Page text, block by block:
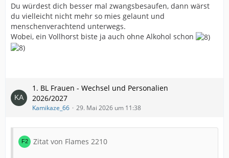
Du würdest dich besser mal zwangsbesaufen, dann wärst
du vielleicht nicht mehr so mies gelaunt und
menschenverachtend unterwegs.
Wobei, ein Vollhorst biste ja auch ohne Alkohol schon
1. BL Frauen - Wechsel und Personalien
2026/2027
Kamikaze_66 29. Mai 2026 um 11:38
Zitat von Flames 2210